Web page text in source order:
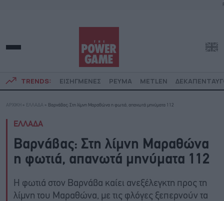
TRENDS: ΕΙΣΗΓΜΕΝΕΣ ΡΕΥΜΑ METLEN
ΑΡΧΙΚΗ » ΕΛΛΑΔΑ » Βαρνάβας: Στη λίμνη Μαραθώνα η φωτιά, απανωτά μηνύματα 112
ΕΛΛΑΔΑ
Βαρνάβας: Στη λίμνη Μαραθώνα
η φωτιά, απανωτά μηνύματα 112
Η φωτιά στον Βαρνάβα καίει ανεξέλεγκτη προς τη
λίμνη του Μαραθώνα, με τις φλόγες ξεπερνούν τα